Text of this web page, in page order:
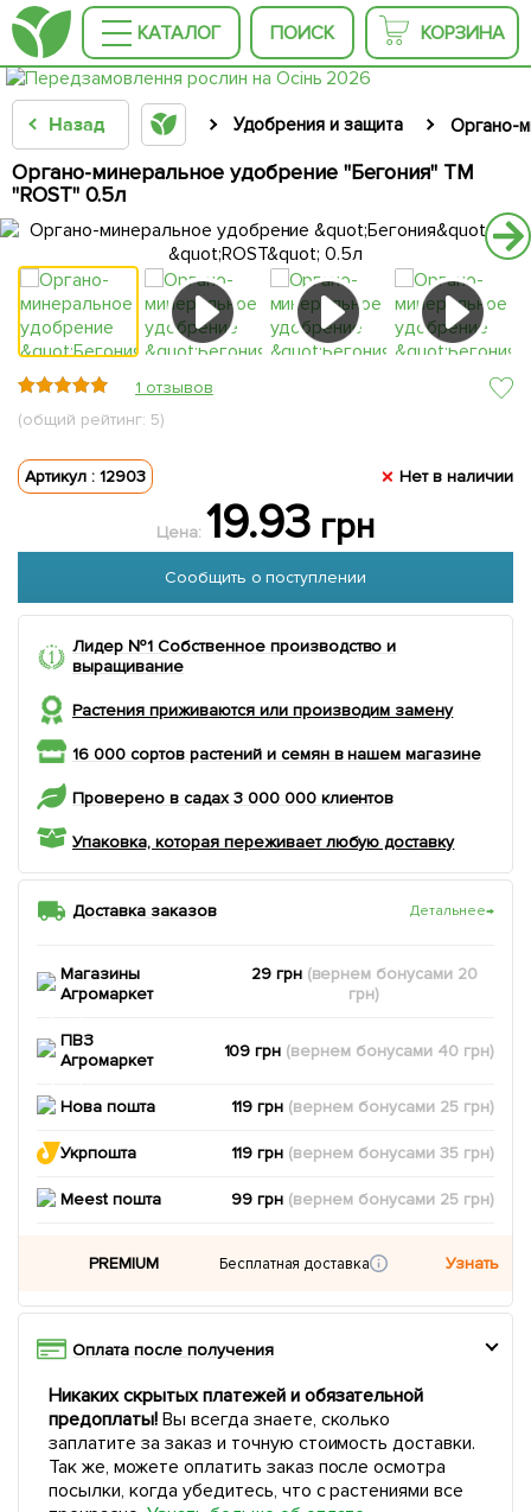
КАТАЛОГ ПОИСК КОРЗИНА
Назад Удобрения и защита Органо-
Органо-минеральное удобрение "Бегония" ТМ
"ROST" 0.5л
1 отзывов
(общий рейтинг: 5)
Артикул : 12903 Нет в наличии
Цена: 19.93грн
Сообщить о поступлении
Лидер №1 Собственное производство и
выращивание
Растения приживаются или производим замену
16 000 сортов растений и семян в нашем магазине
Проверено в садах 3 000 000 клиентов
Упаковка, которая переживает любую доставку
Доставка заказов Детальнее→
Магазины
Агромаркет
29 грн (вернем бонусами 20
грн)
ПВЗ
Агромаркет
109 грн (вернем бонусами 40 грн)
Нова пошта 119 грн (вернем бонусами 25 грн)
Укрпошта 119 грн (вернем бонусами35 грн)
Meest пошта 99 грн (вернем бонусами 25 грн)
PREMIUM Бесплатная доставка Узнать
Оплата после получения
Никаких скрытых платежей и обязательной
предоплаты!Вы всегда знаете, сколько
заплатите за заказ и точную стоимость доставки.
Так же, можете оплатить заказ после осмотра
посылки, когда убедитесь, что с растениями все